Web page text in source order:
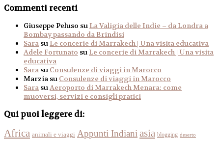
Commenti recenti
Giuseppe Peluso suLa Valigia delle Indie – da Londra a
Bombay passando da Brindisi
Sara suLe concerie di Marrakech | Una visita educativa
Adele Fortunato suLe concerie di Marrakech | Una visita
educativa
Sara su Consulenze di viaggi in Marocco
Marzia su Consulenze di viaggi in Marocco
Sara suAeroporto di Marrakech Menara: come
muoversi, servizi e consigli pratici
Qui puoi leggere di:
Africa animali e viaggi Appunti Indianiasia blogging deserto